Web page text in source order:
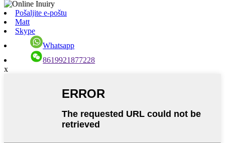
Pošaljite e-poštu
Matt
Skype
Whatsapp
8619921877228
x